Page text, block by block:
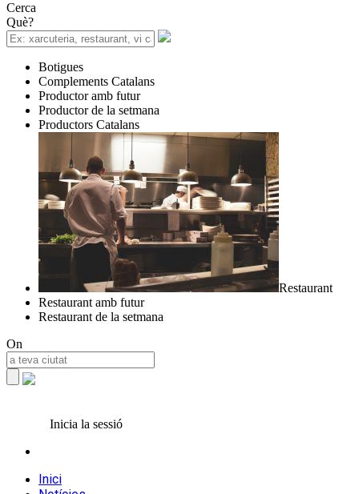
Cerca
Què?
Botigues
Complements Catalans
Productor amb futur
Productor de la setmana
Productors Catalans
Restaurant
Restaurant amb futur
Restaurant de la setmana
On
Inicia la sessió
Inici